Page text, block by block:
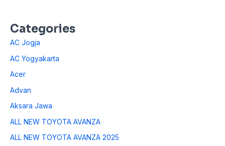
Categories
AC Jogja
AC Yogyakarta
Acer
Advan
Aksara Jawa
ALL NEW TOYOTA AVANZA
ALL NEW TOYOTA AVANZA 2025